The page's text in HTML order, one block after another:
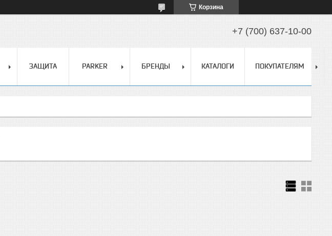
Корзина
+7 (700) 637-10-00
ЗАЩИТА PARKER БРЕНДЫ КАТАЛОГИ ПОКУПАТЕЛЯМ